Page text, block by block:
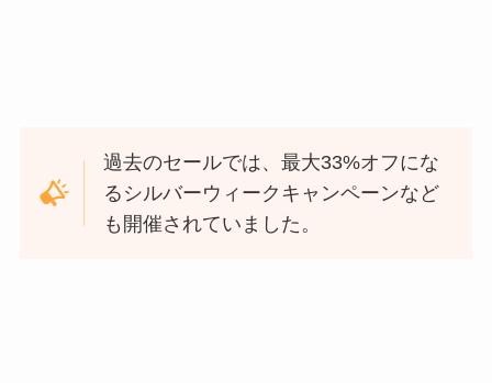
過去のセールでは、最大33%オフにな
るシルバーウィークキャンペーンなど
も開催されていました。